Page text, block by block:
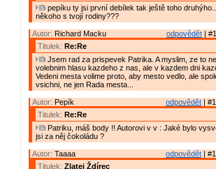
pepíku ty jsi první debílek tak ještě toho
někoho s tvojí rodiny???
odpovědět |
Autor: Richard Macku
Titulek: Re:Re
Jsem rad za prispevek Patrika. A myslim, ze to
volebnim hlasu kazdeho z nas, ale v kazdem dni
Vedeni mesta volime proto, aby mesto vedlo, ale
vsichni, ne jen Rada mesta...
odpovědět |
Autor: Pepík
Titulek: Re:Re
Patriku, máš body !! Autorovi v v : Jaké bylo
jsi za něj čokoládu ?
odpovědět |
Autor: Taaaa
Titulek: Zlatej Ždírec